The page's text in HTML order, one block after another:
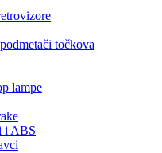
točkova
lampe
i ABS